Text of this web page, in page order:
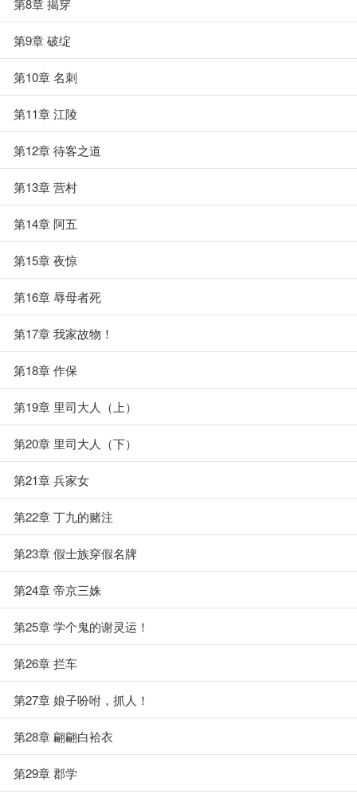
第8章 揭穿
第9章 破绽
第10章 名刺
第11章 江陵
第12章 待客之道
第13章 营村
第14章 阿五
第15章 夜惊
第16章 辱母者死
第17章 我家故物！
第18章 作保
第19章 里司大人（上）
第20章 里司大人（下）
第21章 兵家女
第22章 丁九的赌注
第23章 假士族穿假名牌
第24章 帝京三姝
第25章 学个鬼的谢灵运！
第26章 拦车
第27章 娘子吩咐，抓人！
第28章 翩翩白袷衣
第29章 郡学